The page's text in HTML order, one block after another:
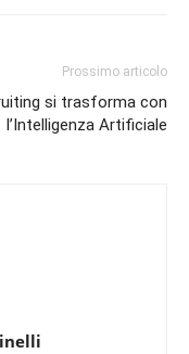
Prossimo articolo
si trasforma con
l’Intelligenza Artificiale